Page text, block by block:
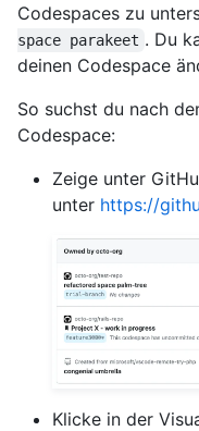
Codespaces zu
space parakeet . Du
deinen Codespace
So suchst du nach
Codespace:
Zeige unter
unter https://
Klicke in der